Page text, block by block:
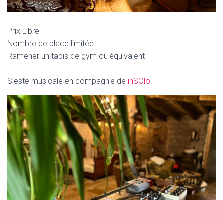
Prix Libre
Nombre de place limitée
Ramener un tapis de gym ou équivalent
Sieste musicale en compagnie de inSOlo